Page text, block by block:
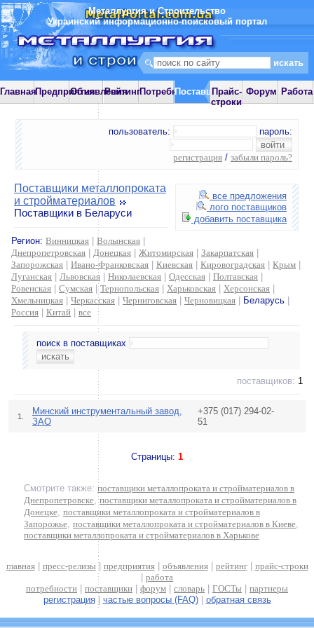
Металлургия и Строительство
Украинский информационно-поисковый портал
ГлавнаяПредприятияОбъявления
РейтингПотребностиПоставщики
Прайс-
строки
Форум Работа
пользователь: пароль:
регистрация / забыли пароль?
все предложения
лого поставщиков
добавить поставщика
Поставщики металлопроката
и стройматериалов
Поставщики в Беларуси
Регион: Винницкая Волынская
Днепропетровская
Донецкая Житомирская Закарпатская
Запорожская
Ивано-Франковская Киевская Кировоградская Крым
Луганская
Львовская Николаевская Одесская Полтавская
Ровенская
Сумская |Тернопольская Харьковская Херсонская
Хмельницкая
Черкасская Черниговская Черновицкая Беларусь
Россия
Китай все
поиск в поставщиках
поставщиков: 1
1.
Минский инструментальный завод,
ЗАО
+375 (017) 294-02-
51
Страницы: 1
Смотрите также: поставщики металлопроката и стройматериалов в
Днепропетровске,поставщики металлопроката и стройматериалов в
Донецке, поставщики металлопроката и стройматериалов в
Запорожье, поставщики металлопроката и стройматериалов в Киеве,
поставщики металлопроката и стройматериалов в Харькове
главная| пресс-релизы | предприятия| объявления| рейтинг| прайс-строки
работа
потребности
поставщики форум словарь ГОСТы
партнеры
регистрация| частые вопросы (FAQ)| обратная связь